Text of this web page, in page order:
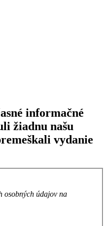
informačné
žiadnu našu
vydanie
osobných údajov na